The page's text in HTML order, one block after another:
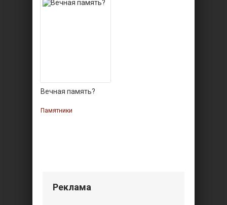
Вечная память?
Памятники
Реклама